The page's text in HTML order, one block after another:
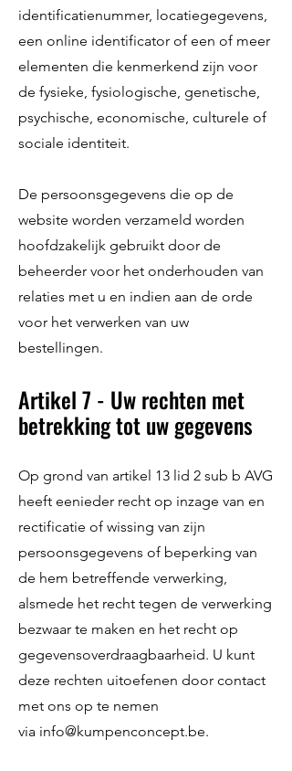
identificatienummer, locatiegegevens,
een online identificator of een of meer
elementen die kenmerkend zijn voor
de fysieke, fysiologische, genetische,
psychische, economische, culturele of
sociale identiteit.
De persoonsgegevens die op de
website worden verzameld worden
hoofdzakelijk gebruikt door de
beheerder voor het onderhouden van
relaties met u en indien aan de orde
voor het verwerken van uw
bestellingen.
Artikel 7 - Uw rechten met
betrekking tot uw gegevens
Op grond van artikel 13 lid 2 sub b AVG
heeft eenieder recht op inzage van en
rectificatie of wissing van zijn
persoonsgegevens of beperking van
de hem betreffende verwerking,
alsmede het recht tegen de verwerking
bezwaar te maken en het recht op
gegevensoverdraagbaarheid. U kunt
deze rechten uitoefenen door contact
met ons op te nemen
via info@kumpenconcept.be.